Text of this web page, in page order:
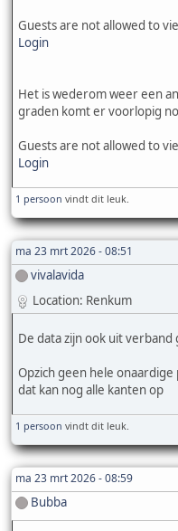
Guests are not allowed to
Login
Het is wederom weer een
graden komt er voorlopig
Guests are not allowed to
Login
1 persoon vindt dit leuk.
ma 23 mrt 2026 - 08:51
vivalavida
Location: Renkum
De data zijn ook uit verband
Opzich geen hele
dat kan nog alle kanten op
1 persoon vindt dit leuk.
ma 23 mrt 2026 - 08:59
Bubba